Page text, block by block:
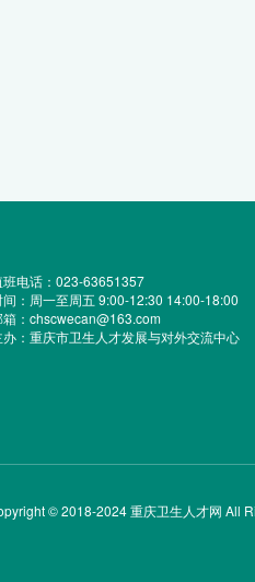
班电话：023-63651357
间：周一至周五 9:00-12:30 14:00-18:00
箱：chscwecan@163.com
办：重庆市卫生人才发展与对外交流中心
© 2018-2024 重庆卫生人才网 All